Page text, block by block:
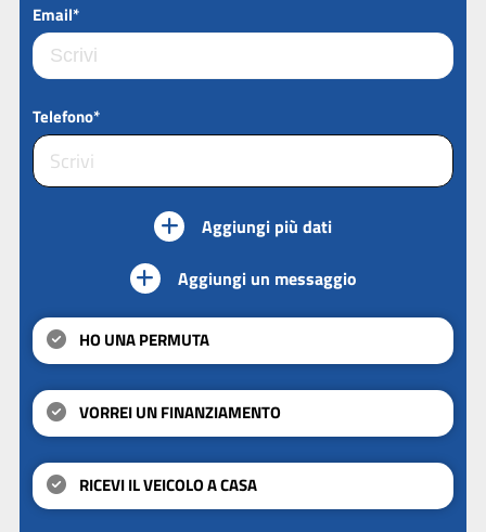
Email*
Telefono*
Aggiungi più dati
Aggiungi un messaggio
HO UNA PERMUTA
VORREI UN FINANZIAMENTO
RICEVI IL VEICOLO A CASA